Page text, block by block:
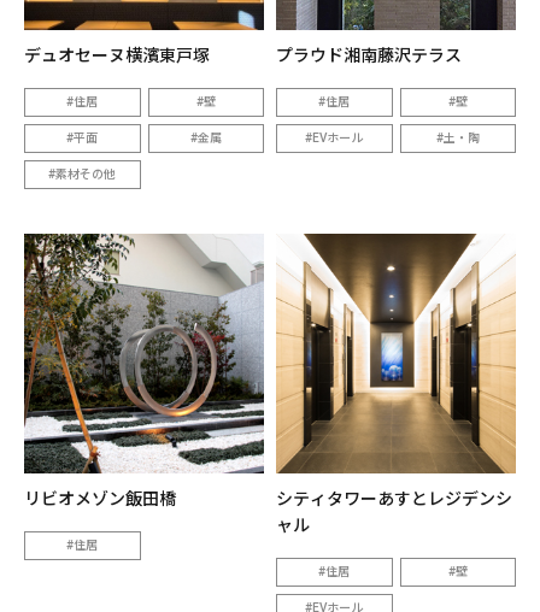
デュオセーヌ横濱東戸塚
住居 壁
平面 金属
素材その他
プラウド湘南藤沢テラス
住居 壁
EVホール 土・陶
リビオメゾン飯田橋
住居
シティタワーあすとレジデンシ
ャル
住居 壁
EVホール